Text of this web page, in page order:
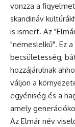
vonzza a
skandináv
is ismert. Az
"nemeslelkű". Ez
becsületesség,
hozzájárulnak
váljon a
egyéniség és a
amely
Az Elmár név